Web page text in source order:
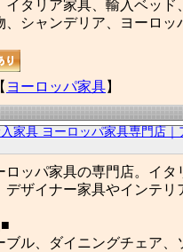
イタリア家具、輸入ベッド
、シャンデリア、ヨーロッ
ヨーロッパ家具】
家具 ヨーロッパ家具専門店｜
ロッパ家具の専門店。イ
デザイナー家具やインテリ
ブル、ダイニングチェア